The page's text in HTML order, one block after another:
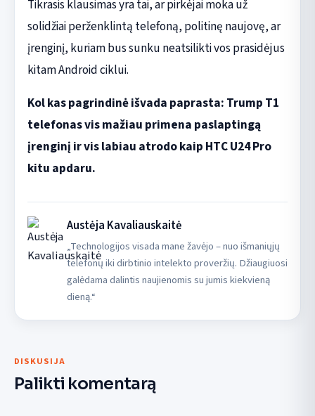
Tikrasis klausimas yra tai, ar pirkėjai moka už
solidžiai perženklintą telefoną, politinę naujovę, ar
įrenginį, kuriam bus sunku neatsilikti vos prasidėjus
kitam Android ciklui.
Kol kas pagrindinė išvada paprasta: Trump T1
telefonas vis mažiau primena paslaptingą
įrenginį ir vis labiau atrodo kaip HTC U24 Pro
kitu apdaru.
Austėja Kavaliauskaitė
„Technologijos visada mane žavėjo – nuo išmaniųjų
telefonų iki dirbtinio intelekto proveržių. Džiaugiuosi
galėdama dalintis naujienomis su jumis kiekvieną
dieną.“
DISKUSIJA
Palikti komentarą